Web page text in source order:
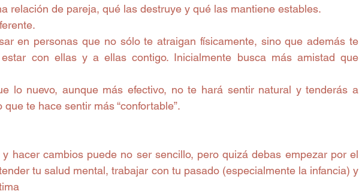
relación de pareja, qué las destruye y qué las mantiene estables.
en personas que no sólo te atraigan físicamente, sino que además te
con ellas y a ellas contigo. Inicialmente busca más amistad que
lo nuevo, aunque más efectivo, no te hará sentir natural y tenderás a
te hace sentir más “confortable”.
y hacer cambios puede no ser sencillo, pero quizá debas empezar por el
tu salud mental, trabajar con tu pasado (especialmente la infancia) y